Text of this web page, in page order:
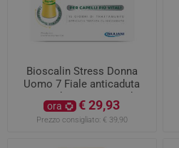
Bioscalin Stress Donna
Uomo 7 Fiale anticaduta
monodose 15 giorni di
trattamento
ora € 29,93
Prezzo consigliato: € 39,90